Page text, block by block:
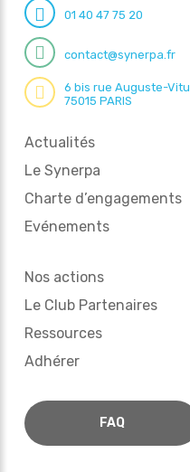
01 40 47 75 20
contact@synerpa.fr
6 bis rue Auguste-Vitu
75015 PARIS
Actualités
Le Synerpa
Charte d’engagements
Evénements
Nos actions
Le Club Partenaires
Ressources
Adhérer
FAQ